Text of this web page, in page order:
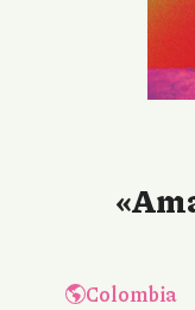
Colombia